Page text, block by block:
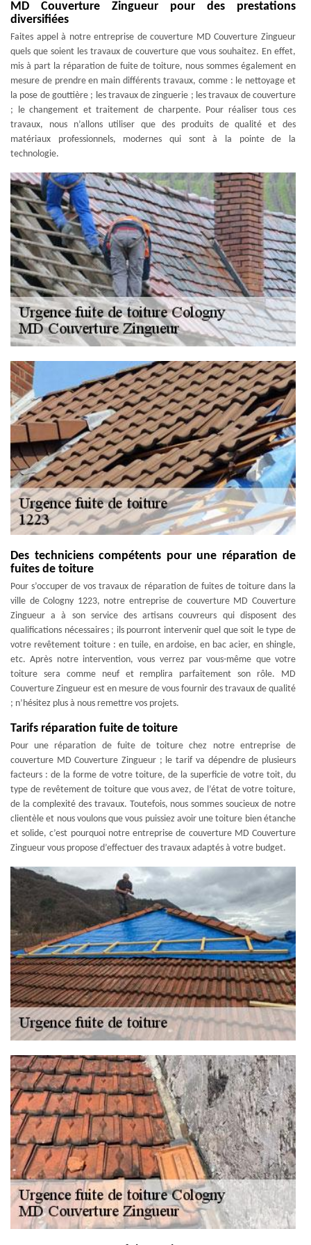
MD Couverture Zingueur pour des prestations
diversifiées
Faites appel à notre entreprise de couverture MD Couverture Zingueur
quels que soient les travaux de couverture que vous souhaitez. En effet,
mis à part la réparation de fuite de toiture, nous sommes également en
mesure de prendre en main différents travaux, comme : le nettoyage et
la pose de gouttière ; les travaux de zinguerie ; les travaux de couverture
; le changement et traitement de charpente. Pour réaliser tous ces
travaux, nous n’allons utiliser que des produits de qualité et des
matériaux professionnels, modernes qui sont à la pointe de la
technologie.
Des techniciens compétents pour une réparation de
fuites de toiture
Pour s’occuper de vos travaux de réparation de fuites de toiture dans la
ville de Cologny 1223, notre entreprise de couverture MD Couverture
Zingueur a à son service des artisans couvreurs qui disposent des
qualifications nécessaires ; ils pourront intervenir quel que soit le type de
votre revêtement toiture : en tuile, en ardoise, en bac acier, en shingle,
etc. Après notre intervention, vous verrez par vous-même que votre
toiture sera comme neuf et remplira parfaitement son rôle. MD
Couverture Zingueur est en mesure de vous fournir des travaux de qualité
; n’hésitez plus à nous remettre vos projets.
Tarifs réparation fuite de toiture
Pour une réparation de fuite de toiture chez notre entreprise de
couverture MD Couverture Zingueur ; le tarif va dépendre de plusieurs
facteurs : de la forme de votre toiture, de la superficie de votre toit, du
type de revêtement de toiture que vous avez, de l’état de votre toiture,
de la complexité des travaux. Toutefois, nous sommes soucieux de notre
clientèle et nous voulons que vous puissiez avoir une toiture bien étanche
et solide, c’est pourquoi notre entreprise de couverture MD Couverture
Zingueur vous propose d’effectuer des travaux adaptés à votre budget.